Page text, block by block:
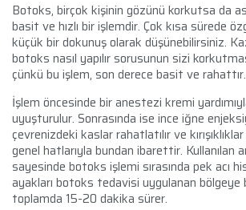
Botoks, birçok kişinin gözünü korkutsa da
basit ve hızlı bir işlemdir. Çok kısa sürede
küçük bir dokunuş olarak düşünebilirsiniz.
botoks nasıl yapılır sorusunun sizi
çünkü bu işlem, son derece basit ve rahattır.
İşlem öncesinde bir anestezi kremi
uyuşturulur. Sonrasında ise ince iğne
çevrenizdeki kaslar rahatlatılır ve
genel hatlarıyla bundan ibarettir. Kullanılan
sayesinde botoks işlemi sırasında pek acı
ayakları botoks tedavisi uygulanan bölgeye
toplamda 15-20 dakika sürer.